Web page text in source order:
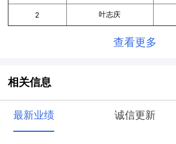
2 叶志庆
查看更多
相关信息
最新业绩 诚信更新